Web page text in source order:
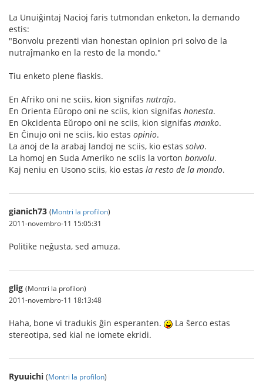
La Unuiĝintaj Nacioj faris tutmondan enketon, la demando
estis:
"Bonvolu prezenti vian honestan opinion pri solvo de la
nutraĵmanko en la resto de la mondo."
Tiu enketo plene fiaskis.
En Afriko oni ne sciis, kion signifas nutraĵo.
En Orienta Eŭropo oni ne sciis, kion signifas honesta.
En Okcidenta Eŭropo oni ne sciis, kion signifas manko.
En Ĉinujo oni ne sciis, kio estas opinio.
La anoj de la arabaj landoj ne sciis, kio estas solvo.
La homoj en Suda Ameriko ne sciis la vorton bonvolu.
Kaj neniu en Usono sciis, kio estas la resto de la mondo.
gianich73 (Montri la profilon)
2011-novembro-11 15:05:31
Politike neĝusta, sed amuza.
glig (Montri la profilon)
2011-novembro-11 18:13:48
Haha, bone vi tradukis ĝin esperanten.
La ŝerco estas
stereotipa, sed kial ne iomete ekridi.
Ryuuichi (Montri la profilon)